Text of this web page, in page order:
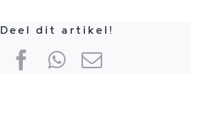
Deel dit artikel!
Facebook
WhatsApp